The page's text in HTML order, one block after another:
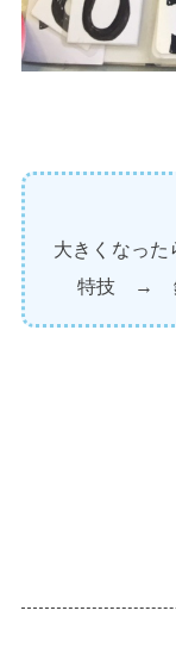
大きくなっ
特技 → 鉄